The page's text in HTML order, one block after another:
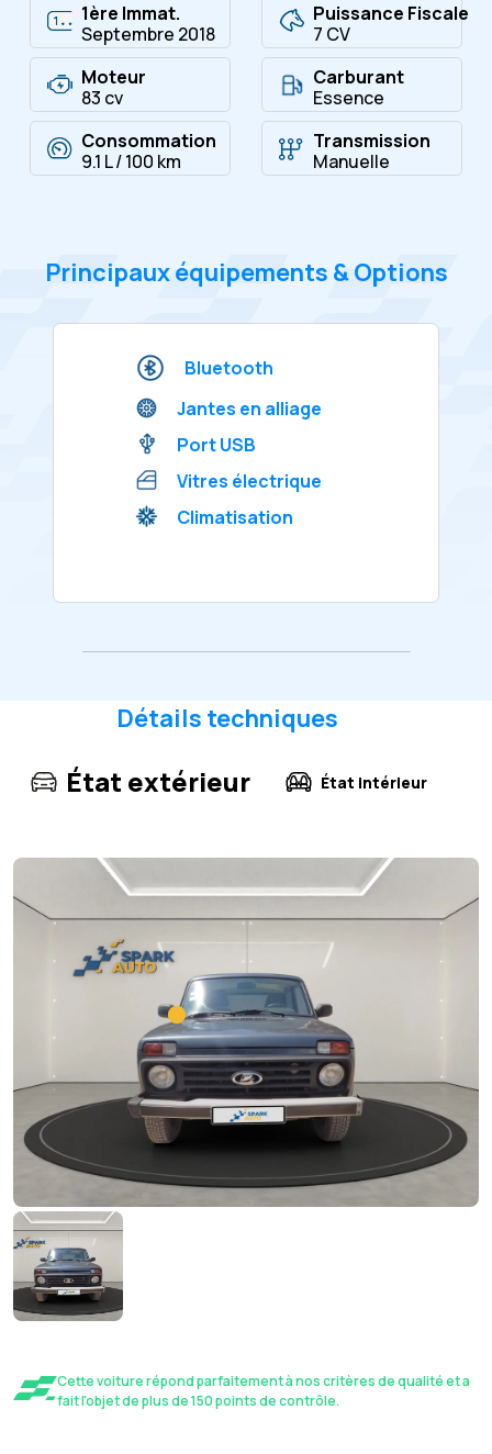
1ère Immat.
Septembre 2018
Puissance Fiscale
7 CV
Moteur
83 cv
Carburant
Essence
Consommation
9.1 L / 100 km
Transmission
Manuelle
Principaux équipements & Options
Bluetooth
Jantes en alliage
Port USB
Vitres électrique
Climatisation
Détails techniques
État extérieur État intérieur
Cette voiture répond parfaitement à nos critères de qualité et a
fait l'objet de plus de 150 points de contrôle.